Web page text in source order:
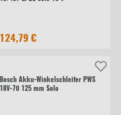
124,79 €
Bosch Akku-Winkelschleifer PWS
18V-70 125 mm Solo